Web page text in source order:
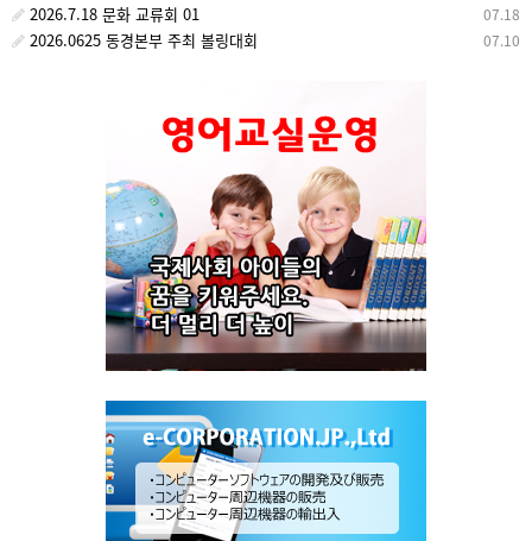
07.18
2026.7.18 문화 교류회 01
07.10
2026.0625 동경본부 주최 볼링대회